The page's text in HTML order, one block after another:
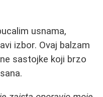
usnama,
izbor. Ovaj balzam
sastojke koji brzo